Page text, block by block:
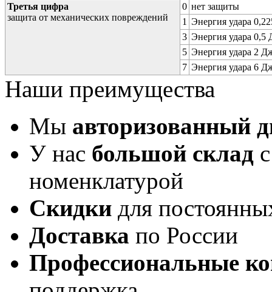
Третья цифра
защита от механических повреждений
0 нет защиты
1 Энергия удара
3 Энергия удара 0,5
5 Энергия удара 2
7 Энергия удара 6
Наши преимущества
Мы авторизованный
У нас большой склад
номенклатурой
Скидки для
Доставка по России
Профессиональные